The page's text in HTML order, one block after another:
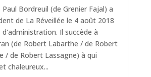
Bordreuil (de Grenier Fajal) a
de La Réveillée le 4 août 2018
d'administration. Il succède à
(de Robert Labarthe / de Robert
/ de Robert Lassagne) à qui
chaleureux...